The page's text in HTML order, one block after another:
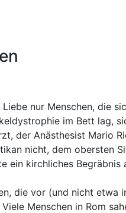
nur Menschen, die
im Bett lag,
der Anästhesist Mario
nicht, dem obersten
ein kirchliches Begräbnis
die vor (und nicht etwa
Menschen in Rom